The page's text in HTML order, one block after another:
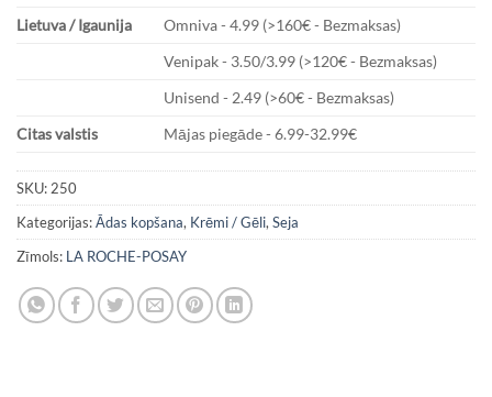
Lietuva / Igaunija
Omniva - 4.99 (>160€ - Bezmaksas)
Venipak - 3.50/3.99 (>120€ - Bezmaksas)
Unisend - 2.49 (>60€ - Bezmaksas)
Citas valstis
Mājas piegāde - 6.99-32.99€
SKU: 250
Kategorijas:Ādas kopšana, Krēmi / Gēli, Seja
Zīmols: LA ROCHE-POSAY